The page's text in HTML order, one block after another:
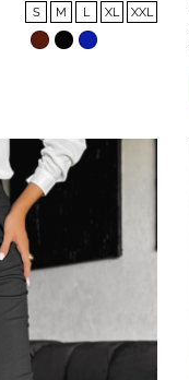
S M L XL XXL